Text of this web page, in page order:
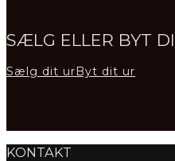
SÆLG ELLER BYT
Sælg dit urByt dit ur
KONTAKT